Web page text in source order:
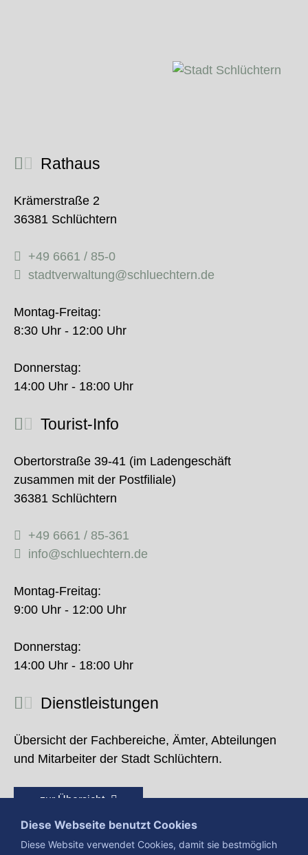
Rathaus
Krämerstraße 2
36381 Schlüchtern
+49 6661 / 85-0
stadtverwaltung@schluechtern.de
Montag-Freitag:
8:30 Uhr - 12:00 Uhr
Donnerstag:
14:00 Uhr - 18:00 Uhr
Tourist-Info
Obertorstraße 39-41 (im Ladengeschäft
zusammen mit der Postfiliale)
36381 Schlüchtern
+49 6661 / 85-361
info@schluechtern.de
Montag-Freitag:
9:00 Uhr - 12:00 Uhr
Donnerstag:
14:00 Uhr - 18:00 Uhr
Dienstleistungen
Übersicht der Fachbereiche, Ämter, Abteilungen
und Mitarbeiter der Stadt Schlüchtern.
zur Übersicht
Diese Webseite benutzt Cookies
Diese Website verwendet Cookies, damit sie bestmöglich